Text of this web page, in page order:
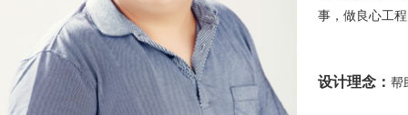
事，做良心工
设计理念： 帮